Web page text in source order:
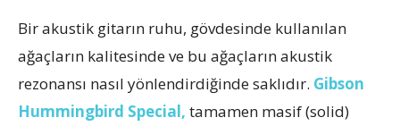
Bir akustik gitarın ruhu, gövdesinde kullanılan
ağaçların kalitesinde ve bu ağaçların akustik
rezonansı nasıl yönlendirdiğinde saklıdır. Gibson
Hummingbird Special, tamamen masif (solid)